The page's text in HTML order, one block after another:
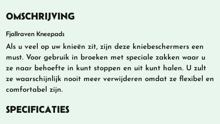
OMSCHRIJVING
Fjallraven Kneepads
Als u veel op uw knieën zit, zijn deze kniebeschermers een
must. Voor gebruik in broeken met speciale zakken waar u
ze naar behoefte in kunt stoppen en uit kunt halen. U zult
ze waarschijnlijk nooit meer verwijderen omdat ze flexibel en
comfortabel zijn.
SPECIFICATIES